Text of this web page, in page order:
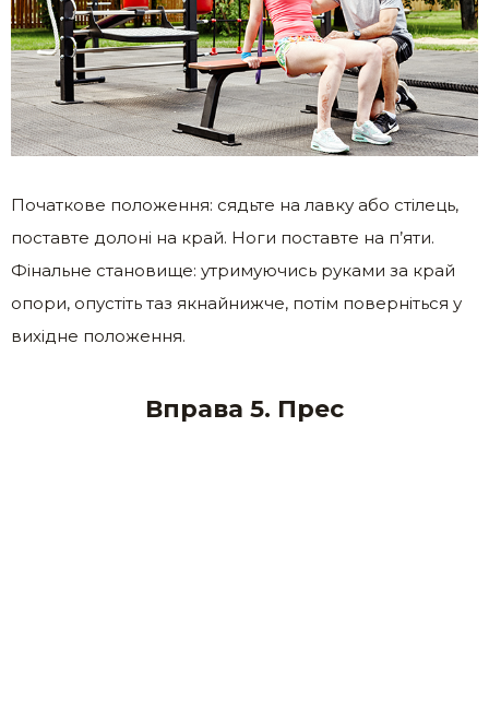
Початкове положення: сядьте на лавку або стілець,
поставте долоні на край. Ноги поставте на п’яти.
Фінальне становище: утримуючись руками за край
опори, опустіть таз якнайнижче, потім поверніться у
вихідне положення.
Вправа 5. Прес